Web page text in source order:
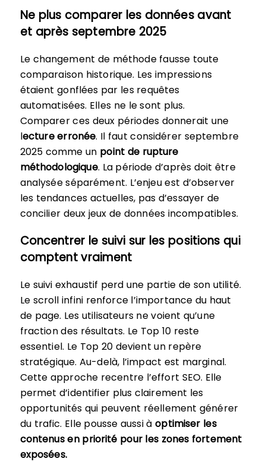
Ne plus comparer les données avant
et après septembre 2025
Le changement de méthode fausse toute
comparaison historique. Les impressions
étaient gonflées par les requêtes
automatisées. Elles ne le sont plus.
Comparer ces deux périodes donnerait une
lecture erronée. Il faut considérer septembre
2025 comme un point de rupture
méthodologique. La période d’après doit être
analysée séparément. L’enjeu est d’observer
les tendances actuelles, pas d’essayer de
concilier deux jeux de données incompatibles.
Concentrer le suivi sur les positions qui
comptent vraiment
Le suivi exhaustif perd une partie de son utilité.
Le scroll infini renforce l’importance du haut
de page. Les utilisateurs ne voient qu’une
fraction des résultats. Le Top 10 reste
essentiel. Le Top 20 devient un repère
stratégique. Au-delà, l’impact est marginal.
Cette approche recentre l’effort SEO. Elle
permet d’identifier plus clairement les
opportunités qui peuvent réellement générer
du trafic. Elle pousse aussi àoptimiser les
contenus en priorité pour les zones fortement
exposées.